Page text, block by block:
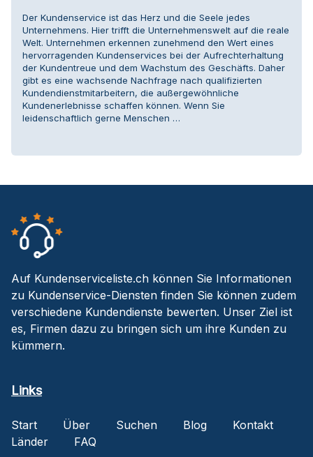
Der Kundenservice ist das Herz und die Seele jedes
Unternehmens. Hier trifft die Unternehmenswelt auf die reale
Welt. Unternehmen erkennen zunehmend den Wert eines
hervorragenden Kundenservices bei der Aufrechterhaltung
der Kundentreue und dem Wachstum des Geschäfts. Daher
gibt es eine wachsende Nachfrage nach qualifizierten
Kundendienstmitarbeitern, die außergewöhnliche
Kundenerlebnisse schaffen können. Wenn Sie
leidenschaftlich gerne Menschen …
Auf Kundenserviceliste.ch können Sie Informationen
zu Kundenservice-Diensten finden Sie können zudem
verschiedene Kundendienste bewerten. Unser Ziel ist
es, Firmen dazu zu bringen sich um ihre Kunden zu
kümmern.
Links
Start Über Suchen Blog
Kontakt
Länder
FAQ